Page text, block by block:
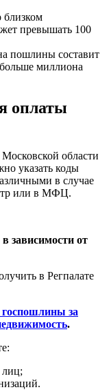
близком
превышать 100
пошлины составит
миллиона
оплаты
области
указать коды
в случае
или в МФЦ.
зависимости от
в Регпалате
за
.
лиц;